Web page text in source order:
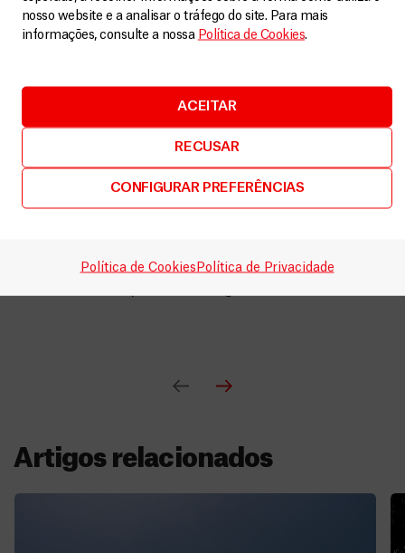
nosso website e a analisar o tráfego do site. Para mais
informações, consulte a nossa Política de Cookies.
ACEITAR
RECUSAR
CONFIGURAR PREFERÊNCIAS
Política de Cookies Política de Privacidade
Apoio numa emergência
conflitos e com deslocações populacionais são
eventos traumáticos. Fornecer apoio psicológico pode
ajudar por meio do reconhecimento das pessoas que
estão em sofrimento, ouvindo-as, confortando-as, e
colocando-as em contacto com os serviços
necessários, encorajando-as assim a relacionar-se
com as famílias e com as comunidades. Educar
a respiração profunda são atividades úteis
Artigos relacionados